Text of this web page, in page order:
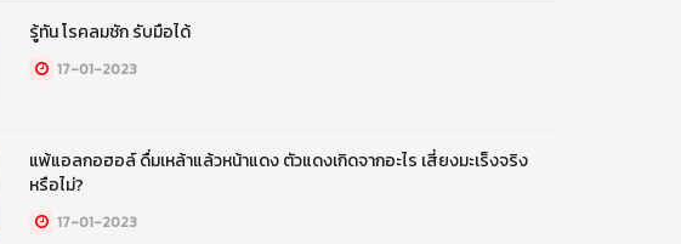
รู้ทัน โรคลมชัก รับมือได้
17-01-2023
แพ้แอลกอฮอล์ ดื่มเหล้าแล้วหน้าแดง ตัวแดงเกิดจากอะไร เสี่ยงมะเร็งจริง
หรือไม่?
17-01-2023